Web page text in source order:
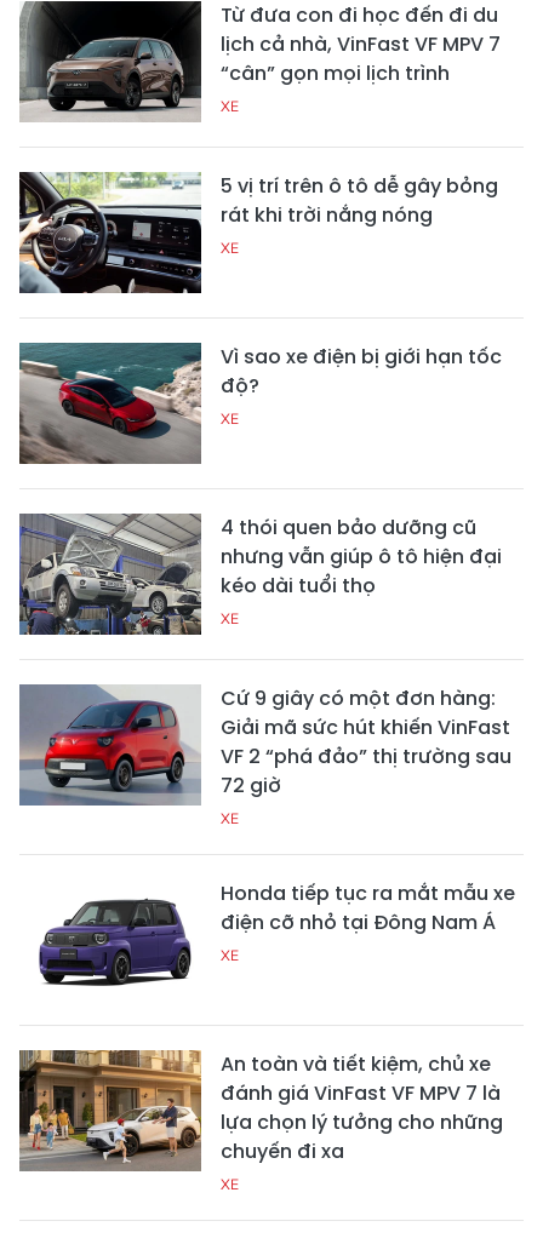
Từ đưa con đi học đến đi du
lịch cả nhà, VinFast VF MPV 7
“cân” gọn mọi lịch trình
XE
5 vị trí trên ô tô dễ gây bỏng
rát khi trời nắng nóng
XE
Vì sao xe điện bị giới hạn tốc
độ?
XE
4 thói quen bảo dưỡng cũ
nhưng vẫn giúp ô tô hiện đại
kéo dài tuổi thọ
XE
Cứ 9 giây có một đơn hàng:
Giải mã sức hút khiến VinFast
VF 2 “phá đảo” thị trường sau
72 giờ
XE
Honda tiếp tục ra mắt mẫu xe
điện cỡ nhỏ tại Đông Nam Á
XE
An toàn và tiết kiệm, chủ xe
đánh giá VinFast VF MPV 7 là
lựa chọn lý tưởng cho những
chuyến đi xa
XE